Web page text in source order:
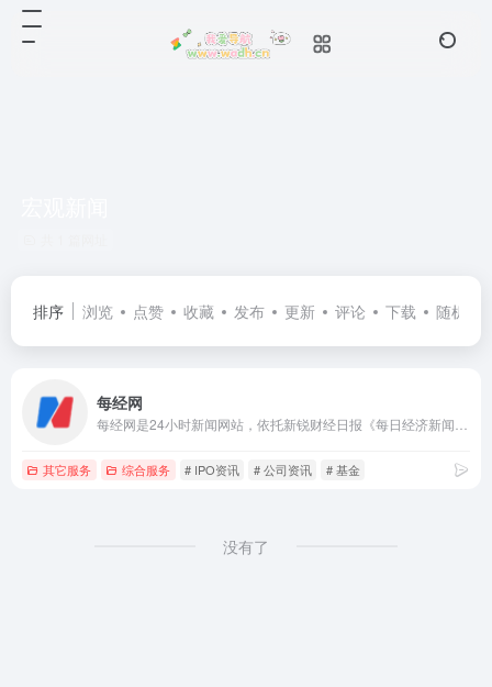
排序 浏览 点赞 收藏 发布 更新 评论 下载 随机
每经网
其它服务 综合服务 # IPO资讯 # 公司资讯 # 基金
没有了